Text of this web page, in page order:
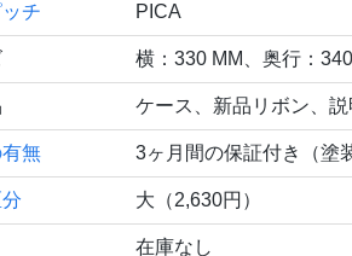
チ PICA
横：330 MM、奥行：
ケース、新品リボン、
無 3ヶ月間の保証付き（塗
大（2,630円）
在庫なし